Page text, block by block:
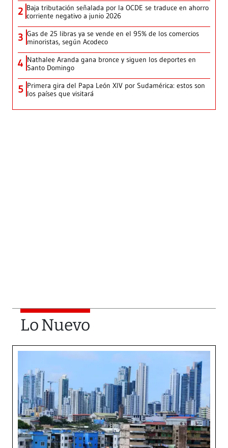
2 Baja tributación señalada por la OCDE se traduce en ahorro
corriente negativo a junio 2026
3 Gas de 25 libras ya se vende en el 95% de los comercios
minoristas, según Acodeco
4 Nathalee Aranda gana bronce y siguen los deportes en
Santo Domingo
5 Primera gira del Papa León XIV por Sudamérica: estos son
los países que visitará
Lo Nuevo